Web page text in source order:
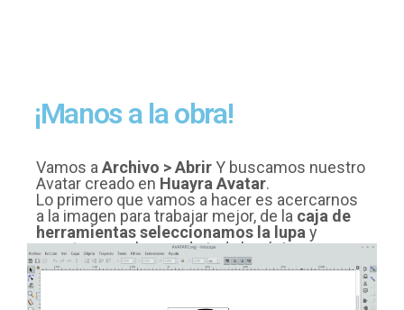
¡Manos a la obra!
Vamos a Archivo > AbrirY buscamos nuestro
Avatar creado en Huayra Avatar.
Lo primero que vamos a hacer es acercarnos
a la imagen para trabajar mejor, de la caja de
herramientas seleccionamos la lupa y
arrastramos abarcando toda la página.